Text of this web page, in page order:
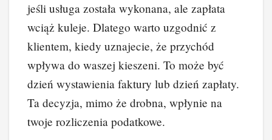
jeśli usługa została wykonana, ale zapłata
wciąż kuleje. Dlatego warto uzgodnić z
klientem, kiedy uznajecie, że przychód
wpływa do waszej kieszeni. To może być
dzień wystawienia faktury lub dzień zapłaty.
Ta decyzja, mimo że drobna, wpłynie na
twoje rozliczenia podatkowe.